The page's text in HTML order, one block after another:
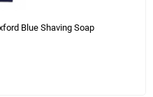
Blue Shaving Soap